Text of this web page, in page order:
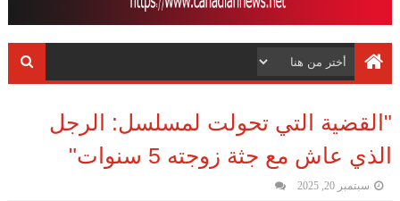
"القضية التي تحولت لمسلسل: الرجل
الذي عاش مع جثة زوجته 5 سنوات"
سبتمبر 20, 2025